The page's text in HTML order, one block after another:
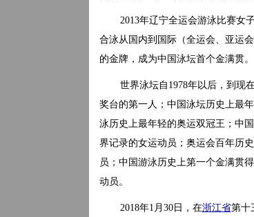
2013年辽宁全运会游泳比赛女
合泳从国内到国际（全运会、亚运
的金牌，成为中国泳坛首个金满贯。
世界泳坛自1978年以后，到现
奖台的第一人；中国泳坛历史上最
泳历史上最年轻的奥运双冠王；中
界记录的女运动员；奥运会百年历
员；中国游泳历史上第一个金满贯得
动员。
2018年1月30日，在浙江省第十